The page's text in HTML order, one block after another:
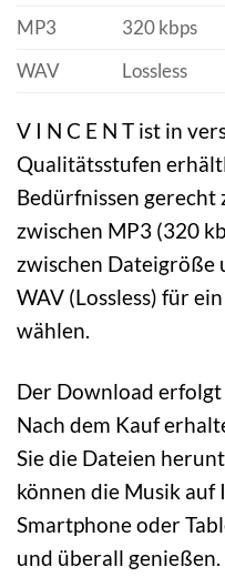
MP3
320 kbps
WAV
Lossless
V I N C E N T ist in
Qualitätsstufen
Bedürfnissen gerecht
zwischen MP3 (320
zwischen
WAV (Lossless) für
wählen.
Der Download
Nach dem Kauf
Sie die Dateien
können die Musik auf
Smartphone oder
und überall genießen.